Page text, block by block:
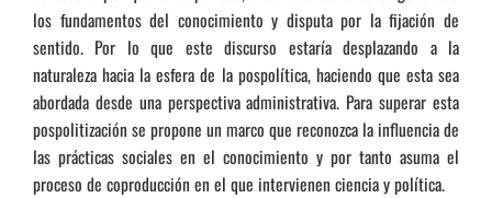
los fundamentos del conocimiento y disputa por la fijación de
sentido. Por lo que este discurso estaría desplazando a la
naturaleza hacia la esfera de la pospolítica, haciendo que esta sea
abordada desde una perspectiva administrativa. Para superar esta
pospolitización se propone un marco que reconozca la influencia de
las prácticas sociales en el conocimiento y por tanto asuma el
proceso de coproducción en el que intervienen ciencia y política.